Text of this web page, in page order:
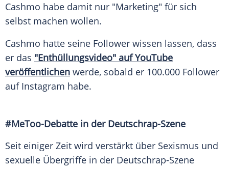
Cashmo habe damit nur "Marketing" für sich
selbst machen wollen.
Cashmo hatte seine Follower wissen lassen, dass
er das "Enthüllungsvideo" aufYouTube
veröffentlichen werde, sobald er 100.000 Follower
auf Instagram habe.
#MeToo-Debatte in der Deutschrap-Szene
Seit einiger Zeit wird verstärkt über Sexismus und
sexuelle Übergriffe in der Deutschrap-Szene